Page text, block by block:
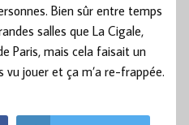
Bien sûr entre temps
salles que La Cigale,
Paris, mais cela faisait un
vu jouer et ça m’a re-frappée.